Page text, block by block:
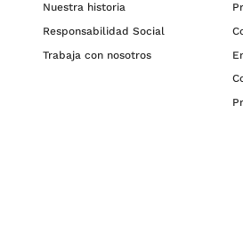
Nuestra historia
Responsabilidad Social
Trabaja con nosotros